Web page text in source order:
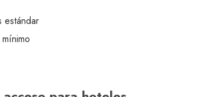
estándar